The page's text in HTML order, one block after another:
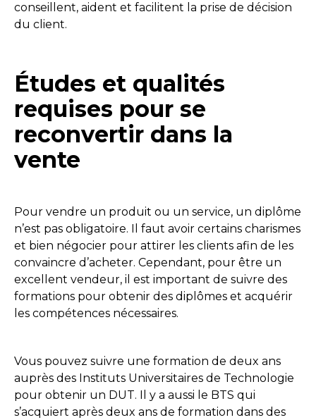
conseillent, aident et facilitent la prise de décision
du client.
Études et qualités
requises pour se
reconvertir dans la
vente
Pour vendre un produit ou un service, un diplôme
n’est pas obligatoire. Il faut avoir certains charismes
et bien négocier pour attirer les clients afin de les
convaincre d’acheter. Cependant, pour être un
excellent vendeur, il est important de suivre des
formations pour obtenir des diplômes et acquérir
les compétences nécessaires.
Vous pouvez suivre une formation de deux ans
auprès des Instituts Universitaires de Technologie
pour obtenir un DUT. Il y a aussi le BTS qui
s’acquiert après deux ans de formation dans des